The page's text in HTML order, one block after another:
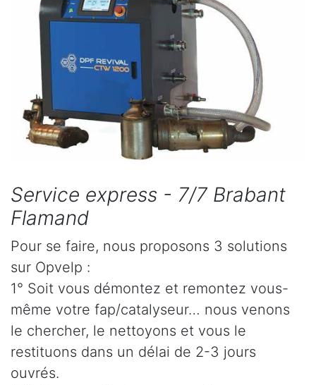
Service express - 7/7 Brabant
Flamand
Pour se faire, nous proposons 3 solutions
sur Opvelp :
1° Soit vous démontez et remontez vous-
même votre fap/catalyseur… nous venons
le chercher, le nettoyons et vous le
restituons dans un délai de 2-3 jours
ouvrés.